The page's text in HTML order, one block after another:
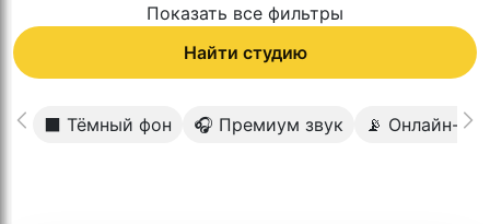
Показать все фильтры
Найти студию
⬛️ Тёмный фон 🎧 Премиум звук 📡 Онлайн-